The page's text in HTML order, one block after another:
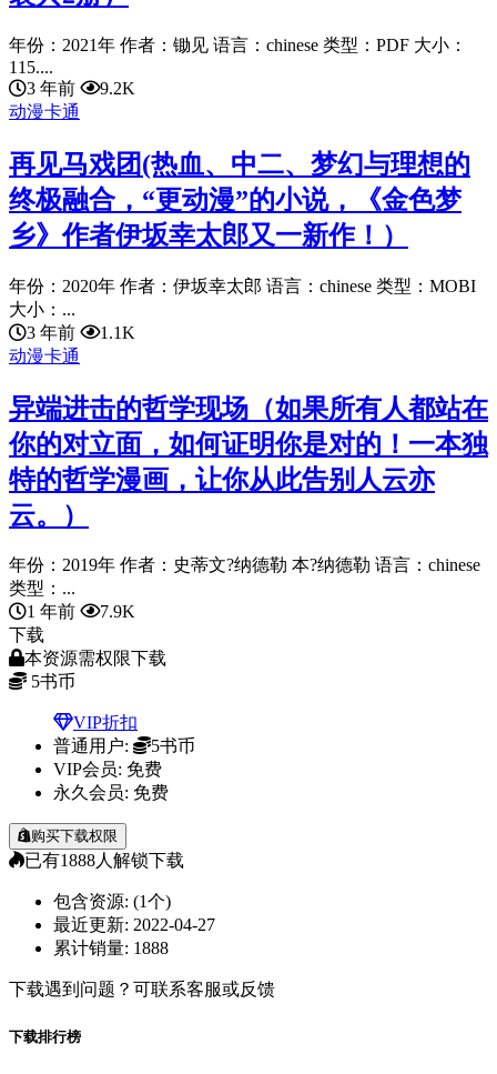
年份：2021年 作者：锄见 语言：chinese 类型：PDF 大小：
115....
3 年前
9.2K
动漫卡通
再见马戏团(热血、中二、梦幻与理想的
终极融合，“更动漫”的小说，《金色梦
乡》作者伊坂幸太郎又一新作！）
年份：2020年 作者：伊坂幸太郎 语言：chinese 类型：MOBI
大小：...
3 年前
1.1K
动漫卡通
异端进击的哲学现场（如果所有人都站在
你的对立面，如何证明你是对的！一本独
特的哲学漫画，让你从此告别人云亦
云。）
年份：2019年 作者：史蒂文?纳德勒 本?纳德勒 语言：chinese
类型：...
1 年前
7.9K
下载
本资源需权限下载
5书币
VIP折扣
普通用户:
5书币
VIP会员: 免费
永久会员: 免费
购买下载权限
已有1888人解锁下载
包含资源: (1个)
最近更新: 2022-04-27
累计销量: 1888
下载遇到问题？可联系客服或反馈
下载排行榜